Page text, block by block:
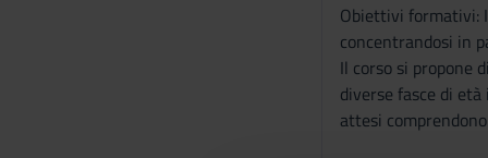
Obiettivi formativi:
concentrandosi in
Il corso si propone
diverse fasce di
attesi